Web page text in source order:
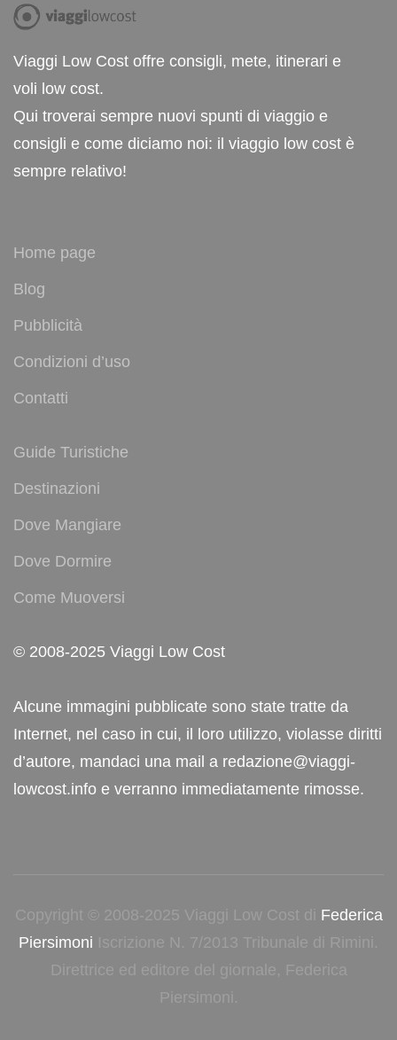
Viaggi Low Cost offre consigli, mete, itinerari e
voli low cost.
Qui troverai sempre nuovi spunti di viaggio e
consigli e come diciamo noi: il viaggio low cost è
sempre relativo!
Home page
Blog
Pubblicità
Condizioni d’uso
Contatti
Guide Turistiche
Destinazioni
Dove Mangiare
Dove Dormire
Come Muoversi
© 2008-2025 Viaggi Low Cost
Alcune immagini pubblicate sono state tratte da
Internet, nel caso in cui, il loro utilizzo, violasse diritti
d’autore, mandaci una mail a redazione@viaggi-
lowcost.info e verranno immediatamente rimosse.
Copyright © 2008-2025 Viaggi Low Cost di Federica
Piersimoni Iscrizione N. 7/2013 Tribunale di Rimini.
Direttrice ed editore del giornale, Federica
Piersimoni.